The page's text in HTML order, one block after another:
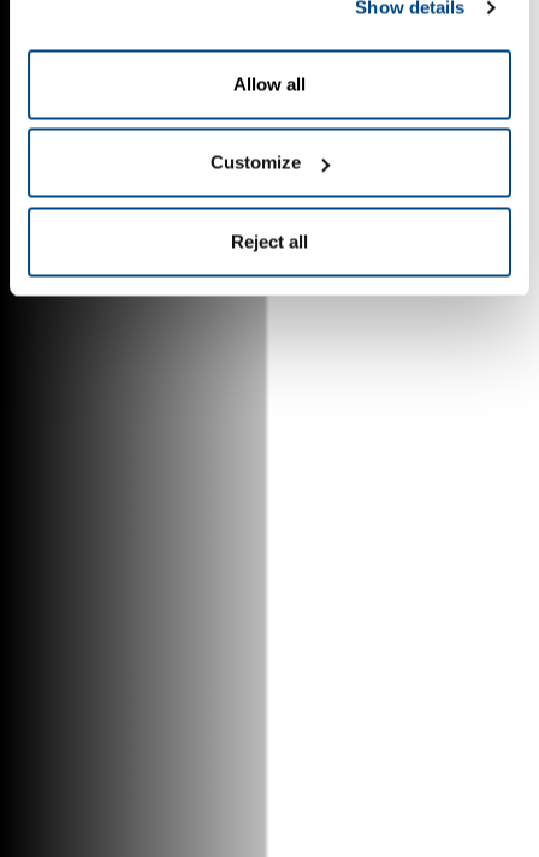
Show details
Allow all
Customize
Reject all